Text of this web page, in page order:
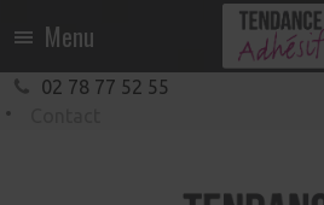
Menu
02 78 77 52 55